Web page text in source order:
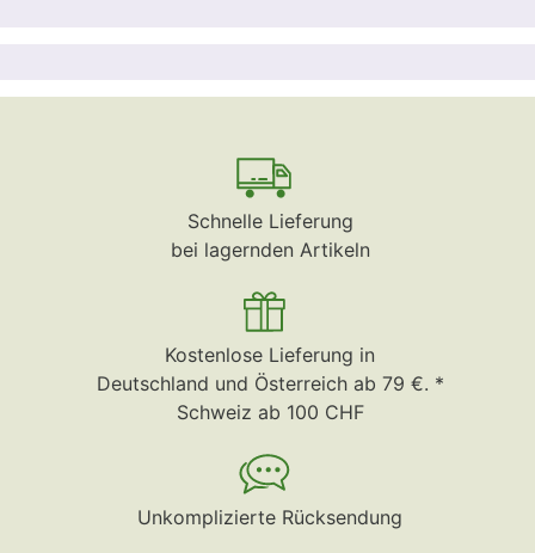
Schnelle Lieferung
bei lagernden Artikeln
Kostenlose Lieferung in
Deutschland und Österreich ab 79 €. *
Schweiz ab 100 CHF
Unkomplizierte Rücksendung